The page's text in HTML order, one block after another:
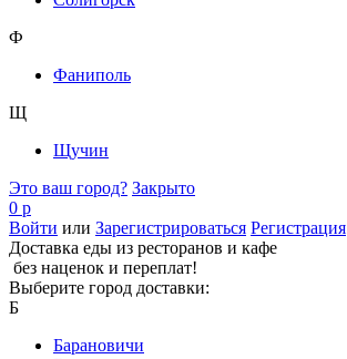
Ф
Фаниполь
Щ
Щучин
Это ваш город? Закрыто
0 р
Войти или Зарегистрироваться Регистрация
Доставка еды из ресторанов и кафе
без наценок и переплат!
Выберите город доставки:
Б
Барановичи